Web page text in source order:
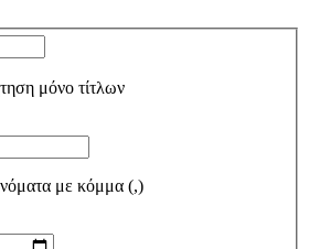
μόνο τίτλων
με κόμμα (,)